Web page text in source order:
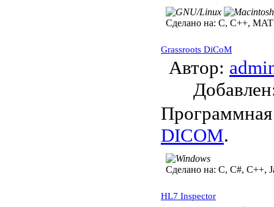
Сделано на: C, C++,
Grassroots DiCoM
Автор:
DICOM.
Сделано на: C, C#, C++,
HL7 Inspector